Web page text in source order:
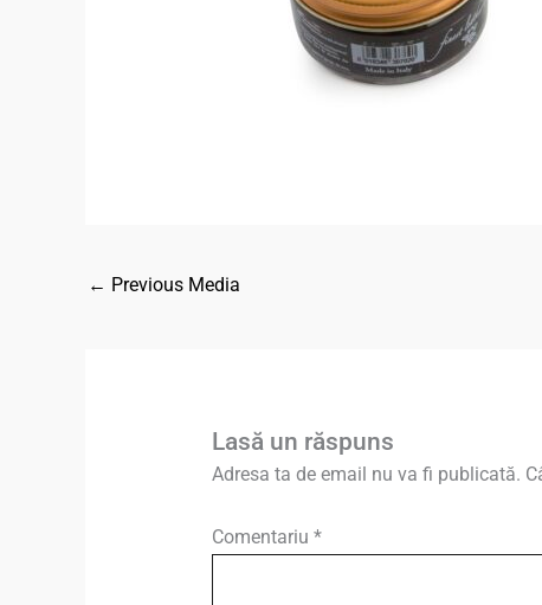
← Previous Media
Lasă un răspuns
Adresa ta de email nu va fi publicată.
Comentariu *